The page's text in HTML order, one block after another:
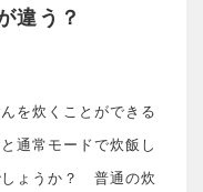
違う？
を炊くことができる
通常モードで炊飯し
しょうか？ 普通の炊